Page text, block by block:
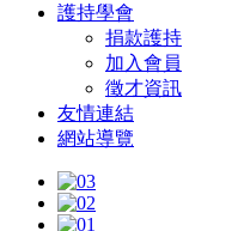
護持學會
捐款護持
加入會員
徵才資訊
友情連結
網站導覽